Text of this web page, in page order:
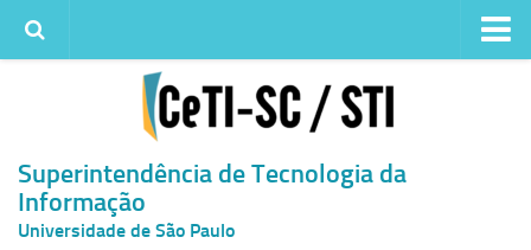
Quem somos
Histórico
Metas e ações
Superintendência de TI
Superintendência de Tecnologia da
Informação
Universidade de São Paulo